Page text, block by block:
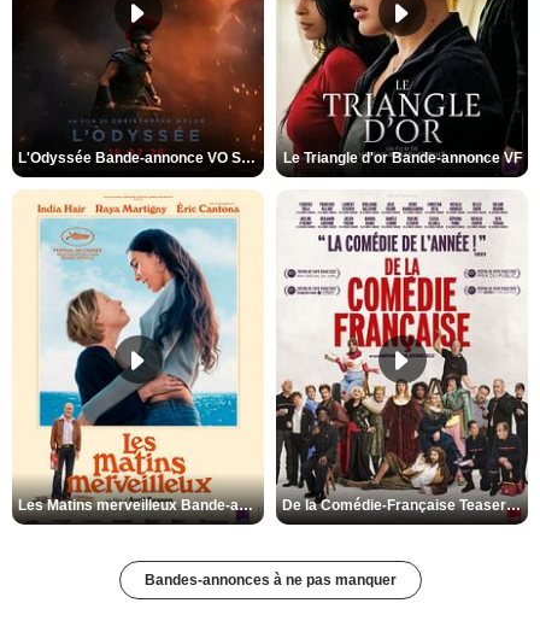
L'Odyssée Bande-annonce VO STFR Le Triangle d'or Bande-annonce VF
Les Matins merveilleux Bande-annonce VF De la Comédie-Française Teaser VF
Bandes-annonces à ne pas manquer